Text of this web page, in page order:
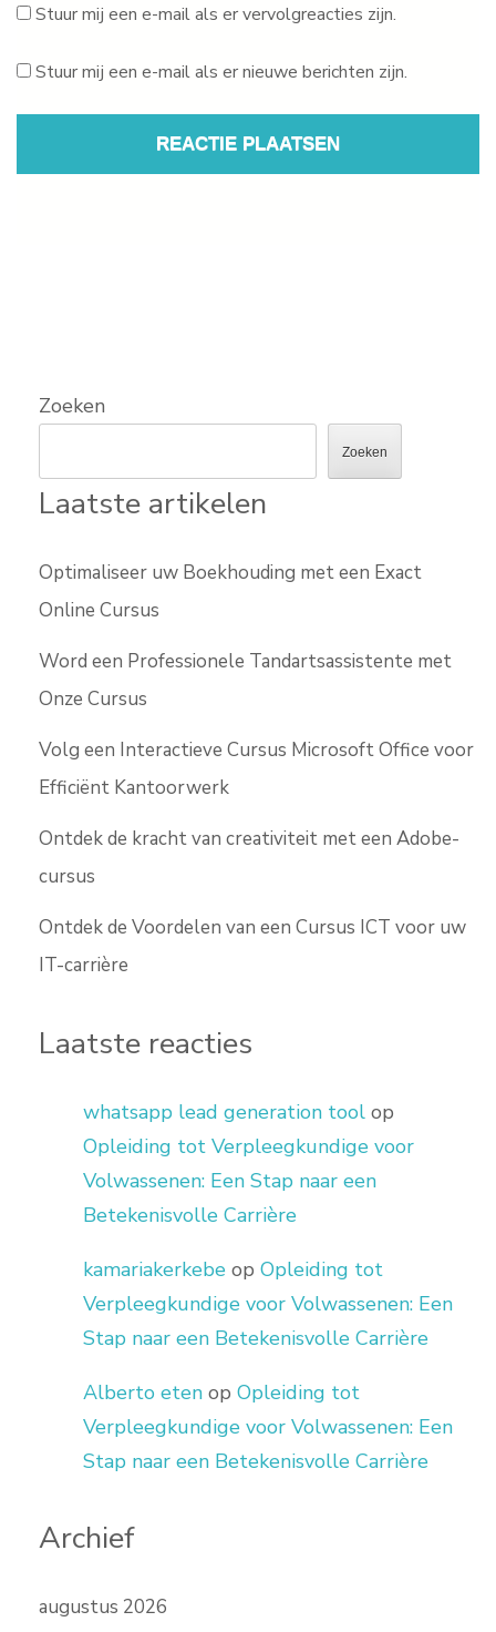
Stuur mij een e-mail als er vervolgreacties zijn.
Stuur mij een e-mail als er nieuwe berichten zijn.
Zoeken
Zoeken
Laatste artikelen
Optimaliseer uw Boekhouding met een Exact
Online Cursus
Word een Professionele Tandartsassistente met
Onze Cursus
Volg een Interactieve Cursus Microsoft Office voor
Efficiënt Kantoorwerk
Ontdek de kracht van creativiteit met een Adobe-
cursus
Ontdek de Voordelen van een Cursus ICT voor uw
IT-carrière
Laatste reacties
whatsapp lead generation tool op
Opleiding tot Verpleegkundige voor
Volwassenen: Een Stap naar een
Betekenisvolle Carrière
kamariakerkebe op Opleiding tot
Verpleegkundige voor Volwassenen: Een
Stap naar een Betekenisvolle Carrière
Alberto eten op Opleiding tot
Verpleegkundige voor Volwassenen: Een
Stap naar een Betekenisvolle Carrière
Archief
augustus 2026